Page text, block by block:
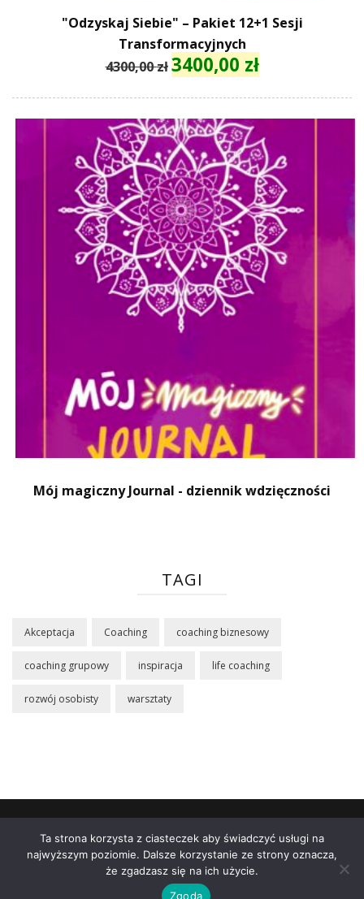
"Odzyskaj Siebie" – Pakiet 12+1 Sesji
Transformacyjnych
4300,00zł Pierwotna
4300,00 zł.
3400,00 złAktualna
Mój magiczny Journal - dziennik wdzięczności
TAGI
Akceptacja Coaching coaching biznesowy
coaching grupowy inspiracja life coaching
rozwój osobisty warsztaty
konto
Polityka prywatności
Dane Firmy
Regulamin
© Ziutka Inspiruje
Ta strona korzysta z ciasteczek aby świadczyć usługi na
najwyższym poziomie. Dalsze korzystanie ze strony oznacza,
że zgadzasz się na ich użycie.
Zgoda